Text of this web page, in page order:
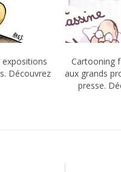
Découvrez
Cartooning
aux grands
presse.